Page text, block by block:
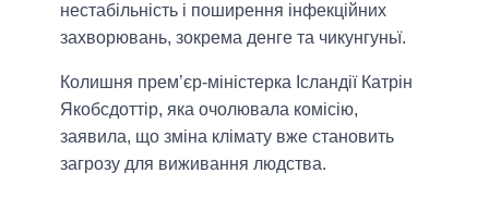
нестабільність і поширення інфекційних
захворювань, зокрема денге та чикунгуньї.
Колишня прем’єр-міністерка Ісландії Катрін
Якобсдоттір, яка очолювала комісію,
заявила, що зміна клімату вже становить
загрозу для виживання людства.